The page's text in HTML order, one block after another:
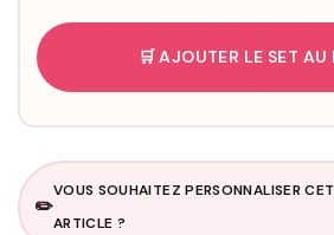
🛒 AJOUTER LE SET AU
✏️
VOUS SOUHAITEZ PERSONNALISER CET
ARTICLE ?